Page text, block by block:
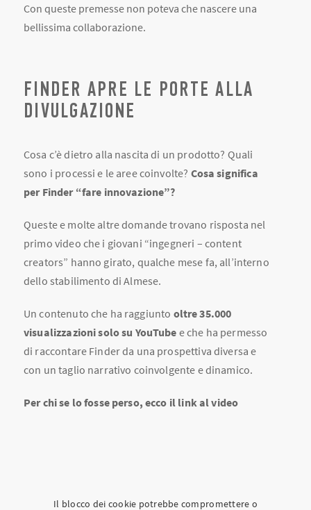
Con queste premesse non poteva che nascere una
bellissima collaborazione.
FINDER APRE LE PORTE ALLA
DIVULGAZIONE
Cosa c’è dietro alla nascita di un prodotto? Quali
sono i processi e le aree coinvolte? Cosa significa
per Finder “fare innovazione”?
Queste e molte altre domande trovano risposta nel
primo video che i giovani “ingegneri – content
creators” hanno girato, qualche mese fa, all’interno
dello stabilimento di Almese.
Un contenuto che ha raggiunto oltre 35.000
visualizzazioni solo su YouTube e che ha permesso
di raccontare Finder da una prospettiva diversa e
con un taglio narrativo coinvolgente e dinamico.
Per chi se lo fosse perso, ecco il link al video
Il blocco dei cookie potrebbe compromettere o